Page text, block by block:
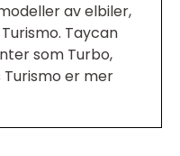
av elbiler,
Taycan
som Turbo,
Turismo er mer